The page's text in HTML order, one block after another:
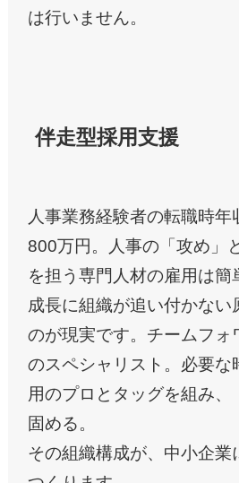
は行いません。
伴走型採用支援
人事業務経験者の転職時年
800万円。人事の「攻め」
を担う専門人材の雇用は簡
成長に組織が追い付かない
のが現実です。チームフォ
のスペシャリスト。必要な
用のプロとタッグを組み、
固める。
その組織構成が、中小企業